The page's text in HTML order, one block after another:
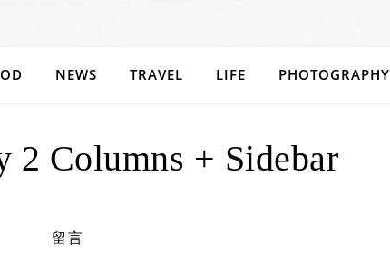
NEWS TRAVEL LIFE PHOTOGRAPHY
2 Columns + Sidebar
留言